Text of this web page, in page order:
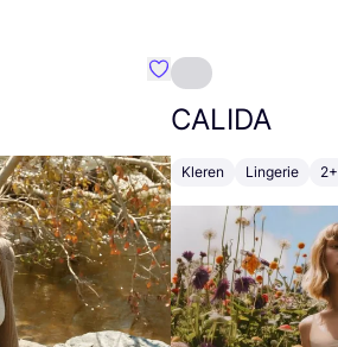
Favoriete {naam}
CALIDA
Kleren Lingerie 2+